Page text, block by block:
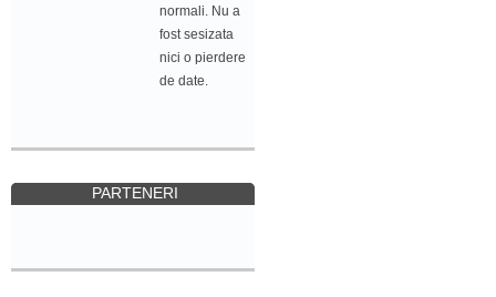
normali. Nu a
fost sesizata
nici o pierdere
de date.
PARTENERI